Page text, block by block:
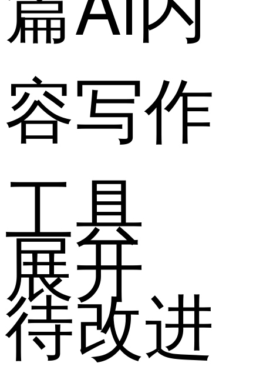
容写作
工具
展开
待改进